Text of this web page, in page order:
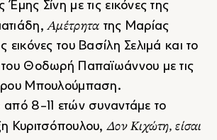
Έμης Σίνη με τις εικόνες της
Αμέτρητα της Μαρίας
εικόνες του Βασίλη Σελιμά και το
του Θοδωρή Παπαϊωάννου με τις
Μπουλούμπαση.
από 8-11 ετών συναντάμε το
Κυριτσόπουλου,Δον Κιχώτη, είσαι